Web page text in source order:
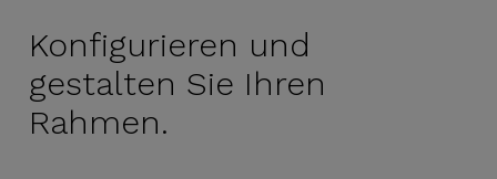
Konfigurieren und
gestalten Sie Ihren
Rahmen.